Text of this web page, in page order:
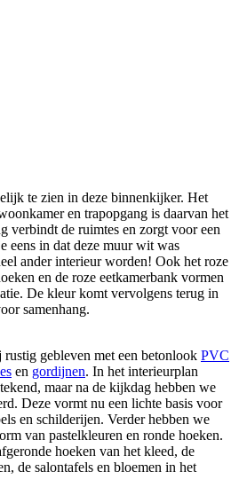
te zien in deze binnenkijker. Het
en trapopgang is daarvan het
verbindt de ruimtes en zorgt voor een
eens in dat deze muur wit was
ander interieur worden! Ook het roze
en de roze eetkamerbank vormen
De kleur komt vervolgens terug in
samenhang.
gebleven met een betonlook PVC
en gordijnen. In het interieurplan
maar na de kijkdag hebben we
Deze vormt nu een lichte basis voor
en schilderijen. Verder hebben we
van pastelkleuren en ronde hoeken.
hoeken van het kleed, de
de salontafels en bloemen in het